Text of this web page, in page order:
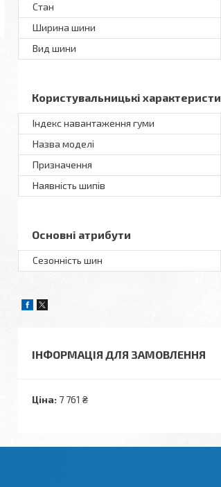
Стан
Ширина шини
Вид шини
Користувальницькі
Індекс навантаження гуми
Назва моделі
Призначення
Наявність шипів
Основні атрибути
Сезонність шин
ІНФОРМАЦІЯ ДЛЯ ЗАМОВЛЕННЯ
Ціна: 7 761 ₴